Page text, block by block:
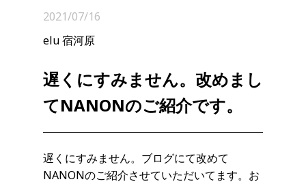
2021/07/16
elu 宿河原
遅くにすみません。改めまし
てNANONのご紹介です。
遅くにすみません。ブログにて改めて
NANONのご紹介させていただいてます。お